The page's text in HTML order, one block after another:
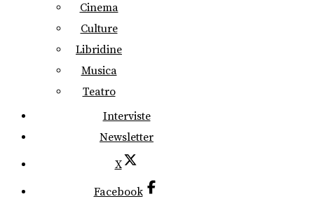
Cinema
Culture
Libridine
Musica
Teatro
Interviste
Newsletter
X
Facebook